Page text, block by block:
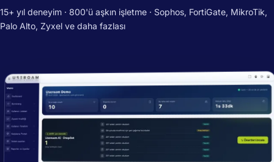
15+ yıl deneyim · 800'ü aşkın işletme · Sophos, FortiGate, MikroTik,
Palo Alto, Zyxel ve daha fazlası